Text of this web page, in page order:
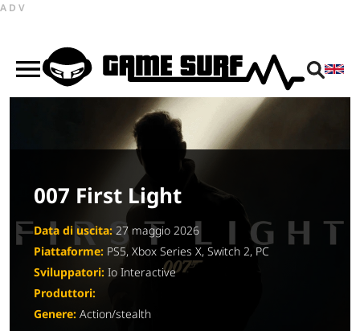
ADV
007 First Light
Data di uscita: 27 maggio 2026
Piattaforme: PS5, Xbox Series X, Switch 2, PC
Sviluppatori: Io Interactive
Produttori:
Genere: Action/stealth